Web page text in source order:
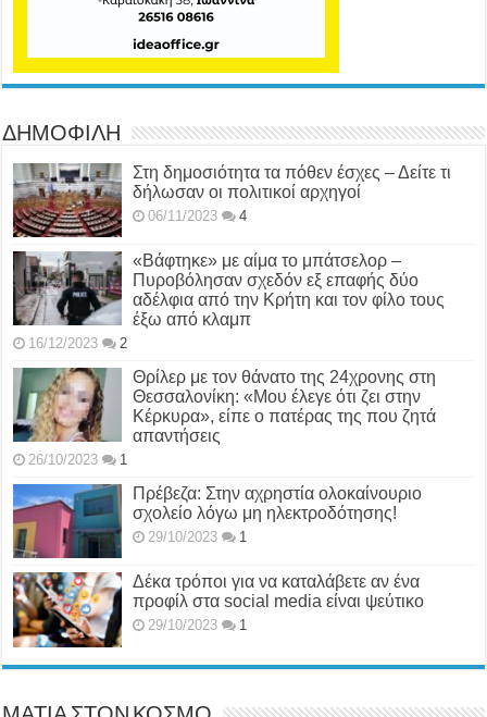
ΔΗΜΟΦΙΛΗ
Στη δημοσιότητα τα πόθεν έσχες – Δείτε τι
δήλωσαν οι πολιτικοί αρχηγοί
06/11/2023 4
«Βάφτηκε» με αίμα το μπάτσελορ –
Πυροβόλησαν σχεδόν εξ επαφής δύο
αδέλφια από την Κρήτη και τον φίλο τους
έξω από κλαμπ
16/12/2023 2
Θρίλερ με τον θάνατο της 24χρονης στη
Θεσσαλονίκη: «Μου έλεγε ότι ζει στην
Κέρκυρα», είπε ο πατέρας της που ζητά
απαντήσεις
26/10/2023 1
Πρέβεζα: Στην αχρηστία ολοκαίνουριο
σχολείο λόγω μη ηλεκτροδότησης!
29/10/2023 1
Δέκα τρόποι για να καταλάβετε αν ένα
προφίλ στα social media είναι ψεύτικο
29/10/2023 1